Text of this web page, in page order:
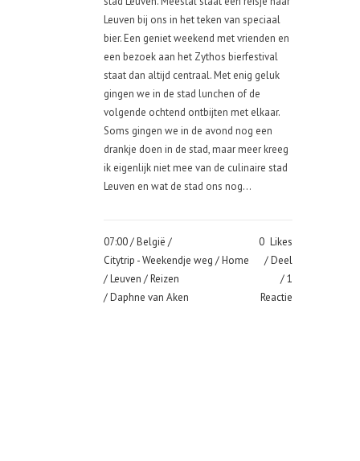
Leuven bij ons in het teken van speciaal
bier. Een geniet weekend met vrienden en
een bezoek aan het Zythos bierfestival
staat dan altijd centraal. Met enig geluk
gingen we in de stad lunchen of de
volgende ochtend ontbijten met elkaar.
Soms gingen we in de avond nog een
drankje doen in de stad, maar meer kreeg
ik eigenlijk niet mee van de culinaire stad
Leuven en wat de stad ons nog...
07:00 /België /
Citytrip - Weekendje weg /Home
/Leuven /Reizen
/ Daphne van Aken
0 Likes
Deel
1
Reactie